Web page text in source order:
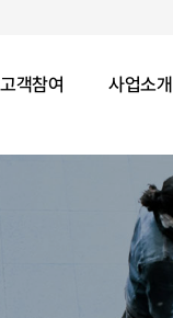
고객참여 사업소개